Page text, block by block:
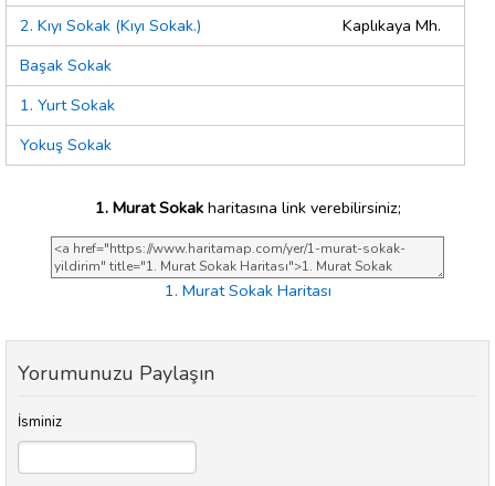
2. Kıyı Sokak (Kıyı Sokak.)
Kaplıkaya Mh.
Başak Sokak
1. Yurt Sokak
Yokuş Sokak
1. Murat Sokakharitasına link verebilirsiniz;
1. Murat Sokak Haritası
Yorumunuzu Paylaşın
İsminiz